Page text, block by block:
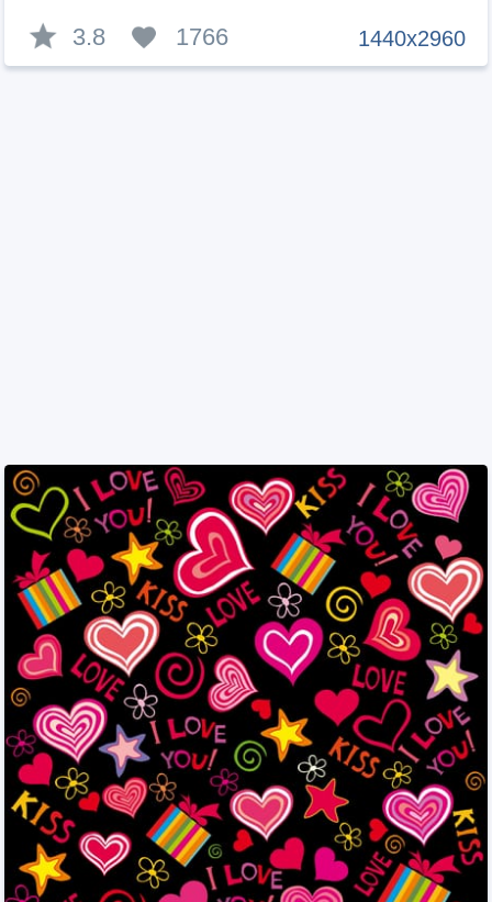
1440x2960
3.8 1766